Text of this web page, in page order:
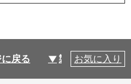
戻る 製品仕様
お気に入り